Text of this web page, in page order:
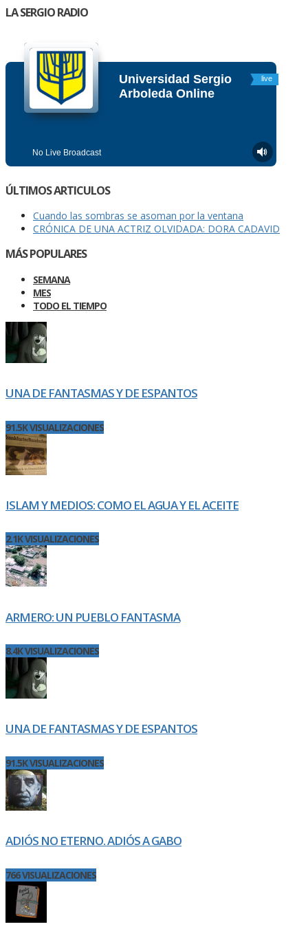
LA SERGIO RADIO
ÚLTIMOS ARTICULOS
Cuando las sombras se asoman por la ventana
CRÓNICA DE UNA ACTRIZ OLVIDADA: DORA CADAVID
MÁS POPULARES
SEMANA
MES
TODO EL TIEMPO
UNA DE FANTASMAS Y DE ESPANTOS
91.5K VISUALIZACIONES
ISLAM Y MEDIOS: COMO EL AGUA Y EL ACEITE
2.1K VISUALIZACIONES
ARMERO: UN PUEBLO FANTASMA
8.4K VISUALIZACIONES
UNA DE FANTASMAS Y DE ESPANTOS
91.5K VISUALIZACIONES
ADIÓS NO ETERNO. ADIÓS A GABO
766 VISUALIZACIONES